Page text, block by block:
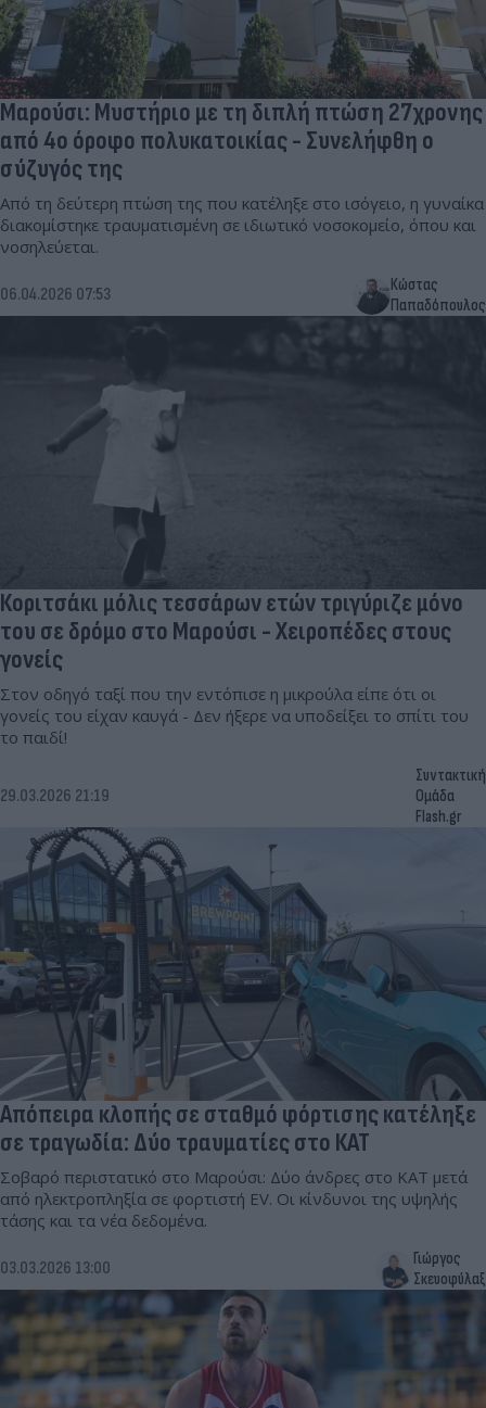
Μαρούσι: Μυστήριο με τη διπλή πτώση 27χρονης
από 4ο όροφο πολυκατοικίας - Συνελήφθη ο
σύζυγός της
Από τη δεύτερη πτώση της που κατέληξε στο ισόγειο, η γυναίκα
διακομίστηκε τραυματισμένη σε ιδιωτικό νοσοκομείο, όπου και
νοσηλεύεται.
06.04.2026 07:53
Κώστας
Παπαδόπουλος
Κοριτσάκι μόλις τεσσάρων ετών τριγύριζε μόνο
του σε δρόμο στο Μαρούσι - Χειροπέδες στους
γονείς
Στον οδηγό ταξί που την εντόπισε η μικρούλα είπε ότι οι
γονείς του είχαν καυγά - Δεν ήξερε να υποδείξει το σπίτι του
το παιδί!
29.03.2026 21:19
Συντακτική
Ομάδα
Flash.gr
Απόπειρα κλοπής σε σταθμό φόρτισης κατέληξε
σε τραγωδία: Δύο τραυματίες στο ΚΑΤ
Σοβαρό περιστατικό στο Μαρούσι: Δύο άνδρες στο ΚΑΤ μετά
από ηλεκτροπληξία σε φορτιστή EV. Οι κίνδυνοι της υψηλής
τάσης και τα νέα δεδομένα.
03.03.2026 13:00
Γιώργος
Σκευοφύλαξ